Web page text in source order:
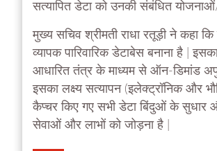
सत्यापित डेटा को उनकी संबंधित
मुख्य सचिव श्रीमती राधा रतूड़ी ने कहा
व्यापक पारिवारिक डेटाबेस बनाना है |
आधारित तंत्र के माध्यम से ऑन-डिमांड
इसका लक्ष्य सत्यापन (इलेक्ट्रॉनिक और
कैप्चर किए गए सभी डेटा बिंदुओं के सुधार
सेवाओं और लाभों को जोड़ना है |